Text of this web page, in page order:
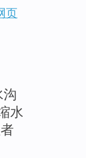
页
沟
水